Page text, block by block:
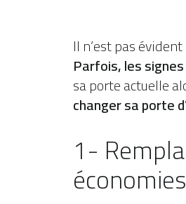
Il n’est pas
Parfois, les
sa porte actuelle
changer sa porte
1-